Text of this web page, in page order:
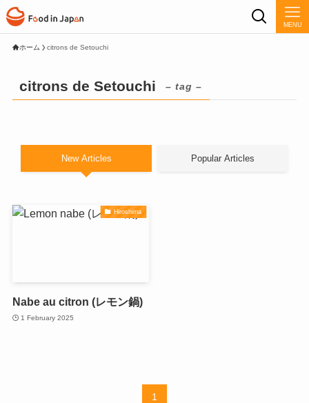
MENU
ホーム citrons de Setouchi
citrons de Setouchi – tag –
New Articles Popular Articles
Hiroshima
Nabe au citron (レモン鍋)
1 February 2025
1